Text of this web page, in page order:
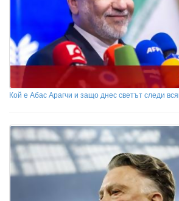
Кой е Абас Арагчи и защо днес светът следи